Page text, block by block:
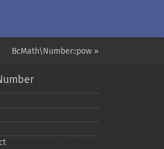
BcMath\Number::pow »